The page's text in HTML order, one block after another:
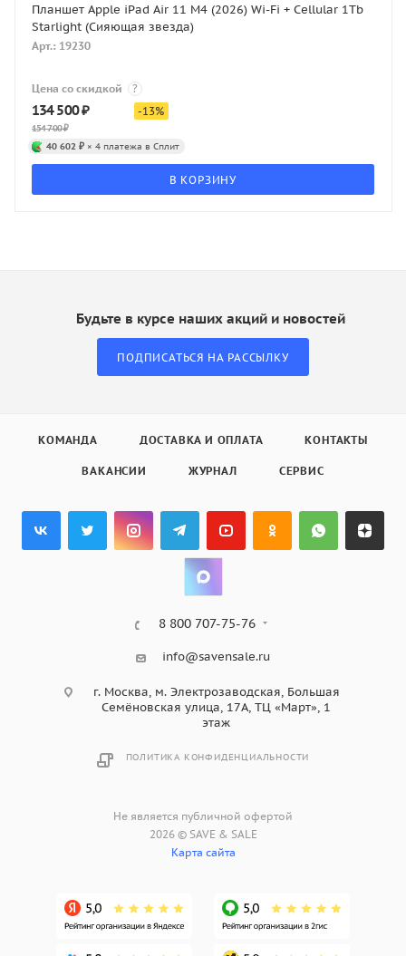
Планшет Apple iPad Air 11 M4 (2026) Wi-Fi + Cellular 1Tb
Starlight (Сияющая звезда)
Арт.: 19230
Цена со скидкой ?
134 500₽
154 700₽
-13%
40 602 ₽ × 4 платежа в Сплит
В КОРЗИНУ
Будьте в курсе наших акций и новостей
ПОДПИСАТЬСЯ НА РАССЫЛКУ
КОМАНДА ДОСТАВКА И ОПЛАТА КОНТАКТЫ
ВАКАНСИИ ЖУРНАЛ СЕРВИС
8 800 707-75-76
info@savensale.ru
г. Москва, м. Электрозаводская, Большая
Семёновская улица, 17А, ТЦ «Март», 1
этаж
ПОЛИТИКА КОНФИДЕНЦИАЛЬНОСТИ
Не является публичной офертой
2026 © SAVE & SALE
Карта сайта